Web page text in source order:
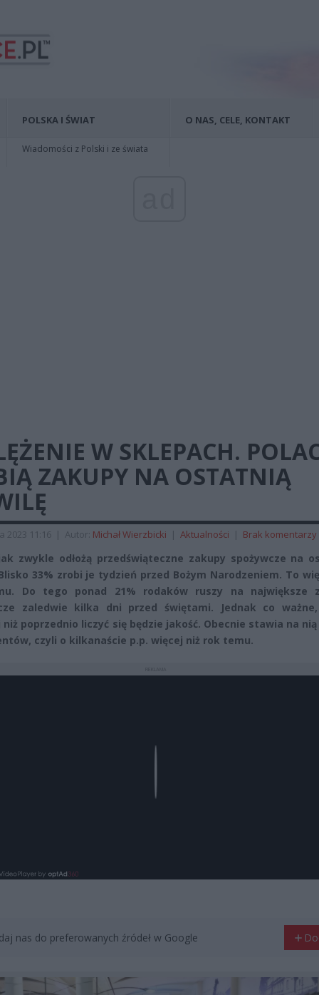
POLSKA I ŚWIAT
Wiadomości z Polski i ze świata
O NAS, CELE, KONTAKT
W SKLEPACH.
ZAKUPY NA OSTATNIĄ
2023 11:16 | Autor: Michał Wierzbicki | Aktualności | Brak komentarzy
zwykle odłożą przedświąteczne zakupy spożywcze na
33% zrobi je tydzień przed Bożym Narodzeniem. To
Do tego ponad 21% rodaków ruszy na największe
zaledwie kilka dni przed świętami. Jednak co
niż poprzednio liczyć się będzie jakość. Obecnie stawia na
czyli o kilkanaście p.p. więcej niż rok temu.
nas do preferowanych źródeł w Google